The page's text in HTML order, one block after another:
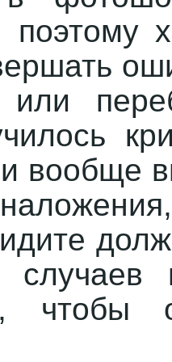
поэтому
или
вообще
случаев
чтобы